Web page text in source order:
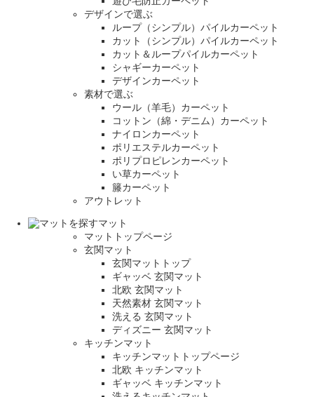
デザインで選ぶ
ループ（シンプル）パイルカーペット
カット（シンプル）パイルカーペット
カット＆ループパイルカーペット
シャギーカーペット
デザインカーペット
素材で選ぶ
ウール（羊毛）カーペット
コットン（綿・デニム）カーペット
ナイロンカーペット
ポリエステルカーペット
ポリプロピレンカーペット
い草カーペット
籐カーペット
アウトレット
マット
マットトップページ
玄関マット
玄関マットトップ
ギャッベ 玄関マット
北欧 玄関マット
天然素材 玄関マット
洗える 玄関マット
ディズニー 玄関マット
キッチンマット
キッチンマットトップページ
北欧 キッチンマット
ギャッベ キッチンマット